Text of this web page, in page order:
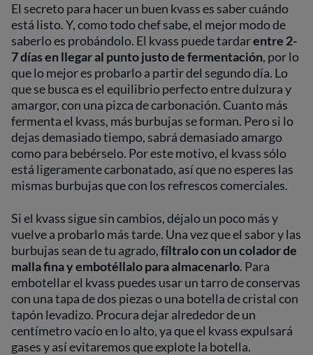
El secreto para hacer un buen kvass es saber cuándo
está listo. Y, como todo chef sabe, el mejor modo de
saberlo es probándolo. El kvass puede tardarentre 2-
7 días en llegar al punto justo de fermentación, por lo
que lo mejor es probarlo a partir del segundo día. Lo
que se busca es el equilibrio perfecto entre dulzura y
amargor, con una pizca de carbonación. Cuanto más
fermenta el kvass, más burbujas se forman. Pero si lo
dejas demasiado tiempo, sabrá demasiado amargo
como para bebérselo. Por este motivo, el kvass sólo
está ligeramente carbonatado, así que no esperes las
mismas burbujas que con los refrescos comerciales.
Si el kvass sigue sin cambios, déjalo un poco más y
vuelve a probarlo más tarde. Una vez que el sabor y las
burbujas sean de tu agrado,fíltralo con un colador de
malla fina y embotéllalo para almacenarlo. Para
embotellar el kvass puedes usar un tarro de conservas
con una tapa de dos piezas o una botella de cristal con
tapón levadizo. Procura dejar alrededor de un
centímetro vacío en lo alto, ya que el kvass expulsará
gases y así evitaremos que explote la botella.